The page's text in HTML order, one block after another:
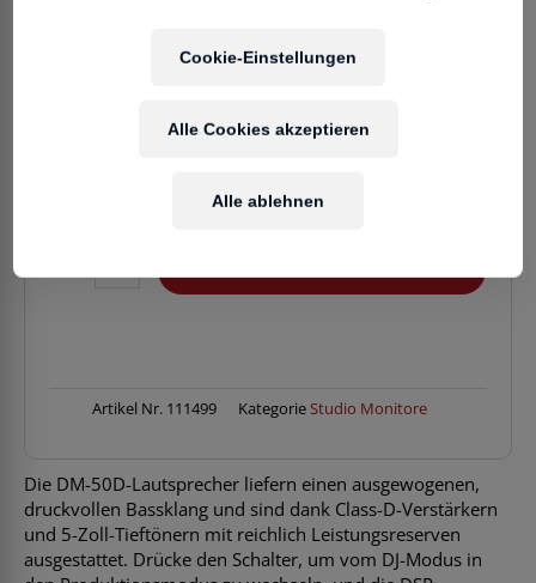
215,00€
Kostenloser Versandin AT & DE
Verfügbarkeit: Vorrätig
DJ
Artikel Nr. 111499 KategorieStudio Monitore
Die DM-50D-Lautsprecher liefern einen ausgewogenen,
druckvollen Bassklang und sind dank Class-D-Verstärkern
und 5-Zoll-Tieftönern mit reichlich Leistungsreserven
ausgestattet. Drücke den Schalter, um vom DJ-Modus in
Cookie-Einstellungen
Alle ablehnen
Alle Cookies akzeptieren